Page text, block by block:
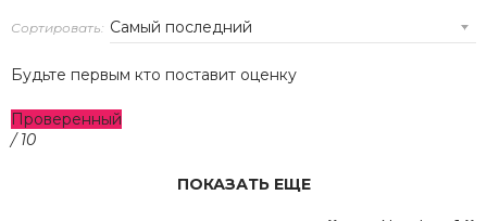
Сортировать:
Будьте первым кто поставит оценку
Проверенный
/ 10
ПОКАЗАТЬ ЕЩЕ